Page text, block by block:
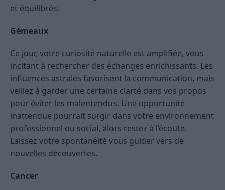
et équilibrés.
Gémeaux
Ce jour, votre curiosité naturelle est amplifiée, vous
incitant à rechercher des échanges enrichissants. Les
influences astrales favorisent la communication, mais
veillez à garder une certaine clarté dans vos propos
pour éviter les malentendus. Une opportunité
inattendue pourrait surgir dans votre environnement
professionnel ou social, alors restez à l’écoute.
Laissez votre spontanéité vous guider vers de
nouvelles découvertes.
Cancer